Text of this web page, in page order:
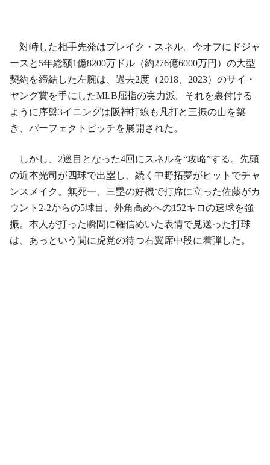
対峙した相手先発はブレイク・スネル。今オフにドジャ
ースと5年総額1億8200万ドル（約276億6000万円）の大型
契約を締結した左腕は、過去2度（2018、2023）のサイ・
ヤング賞を手にしたMLB屈指の実力派。それを裏付ける
ように序盤3イニングは阪神打線も凡打と三振の山を築
き、パーフェクトピッチを展開された。
しかし、2巡目となった4回にスネルを“攻略”する。先頭
の近本光司が四球で出塁し、続く中野拓夢がヒットでチャ
ンスメイク。無死一、三塁の好機で打席に立った佐藤がカ
ウント2-2からの5球目、外角高めへの152キロの速球を強
振。本人が打った瞬間に確信めいた表情で見送った打球
は、あっという間に虎党の待つ右翼席中段に着弾した。